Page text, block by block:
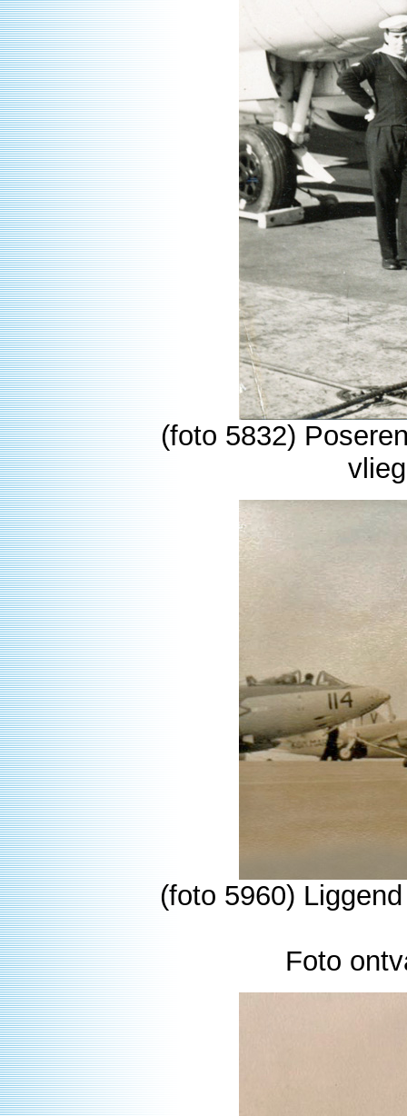
(foto 5832)
(foto 5960)
Foto